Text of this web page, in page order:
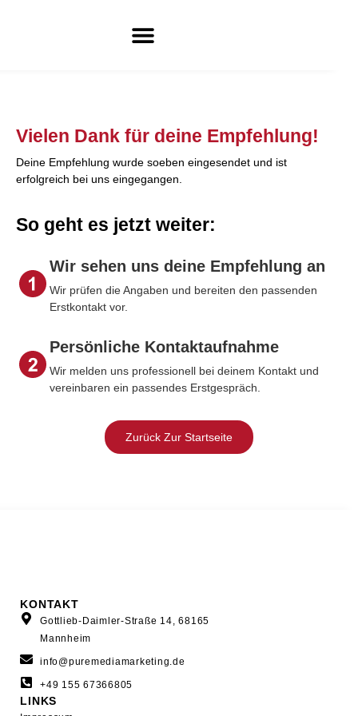
Vielen Dank für deine Empfehlung!
Deine Empfehlung wurde soeben eingesendet und ist
erfolgreich bei uns eingegangen.
So geht es jetzt weiter:
Wir sehen uns deine Empfehlung an
Wir prüfen die Angaben und bereiten den passenden
Erstkontakt vor.
Persönliche Kontaktaufnahme
Wir melden uns professionell bei deinem Kontakt und
vereinbaren ein passendes Erstgespräch.
Zurück Zur Startseite
KONTAKT
Gottlieb-Daimler-Straße 14, 68165
Mannheim
info@puremediamarketing.de
+49 155 67366805
LINKS